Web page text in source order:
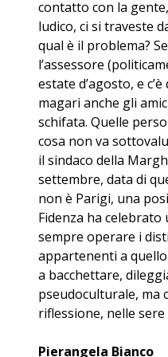
contatto con la
ludico, ci si traveste
qual è il problema?
l’assessore
estate d’agosto, e
magari anche gli
schifata. Quelle
cosa non va
il sindaco della
settembre, data di
non è Parigi, una
Fidenza ha
sempre operare i
appartenenti a
a bacchettare,
pseudoculturale, ma
riflessione, nelle sere
Pierangela Bianco